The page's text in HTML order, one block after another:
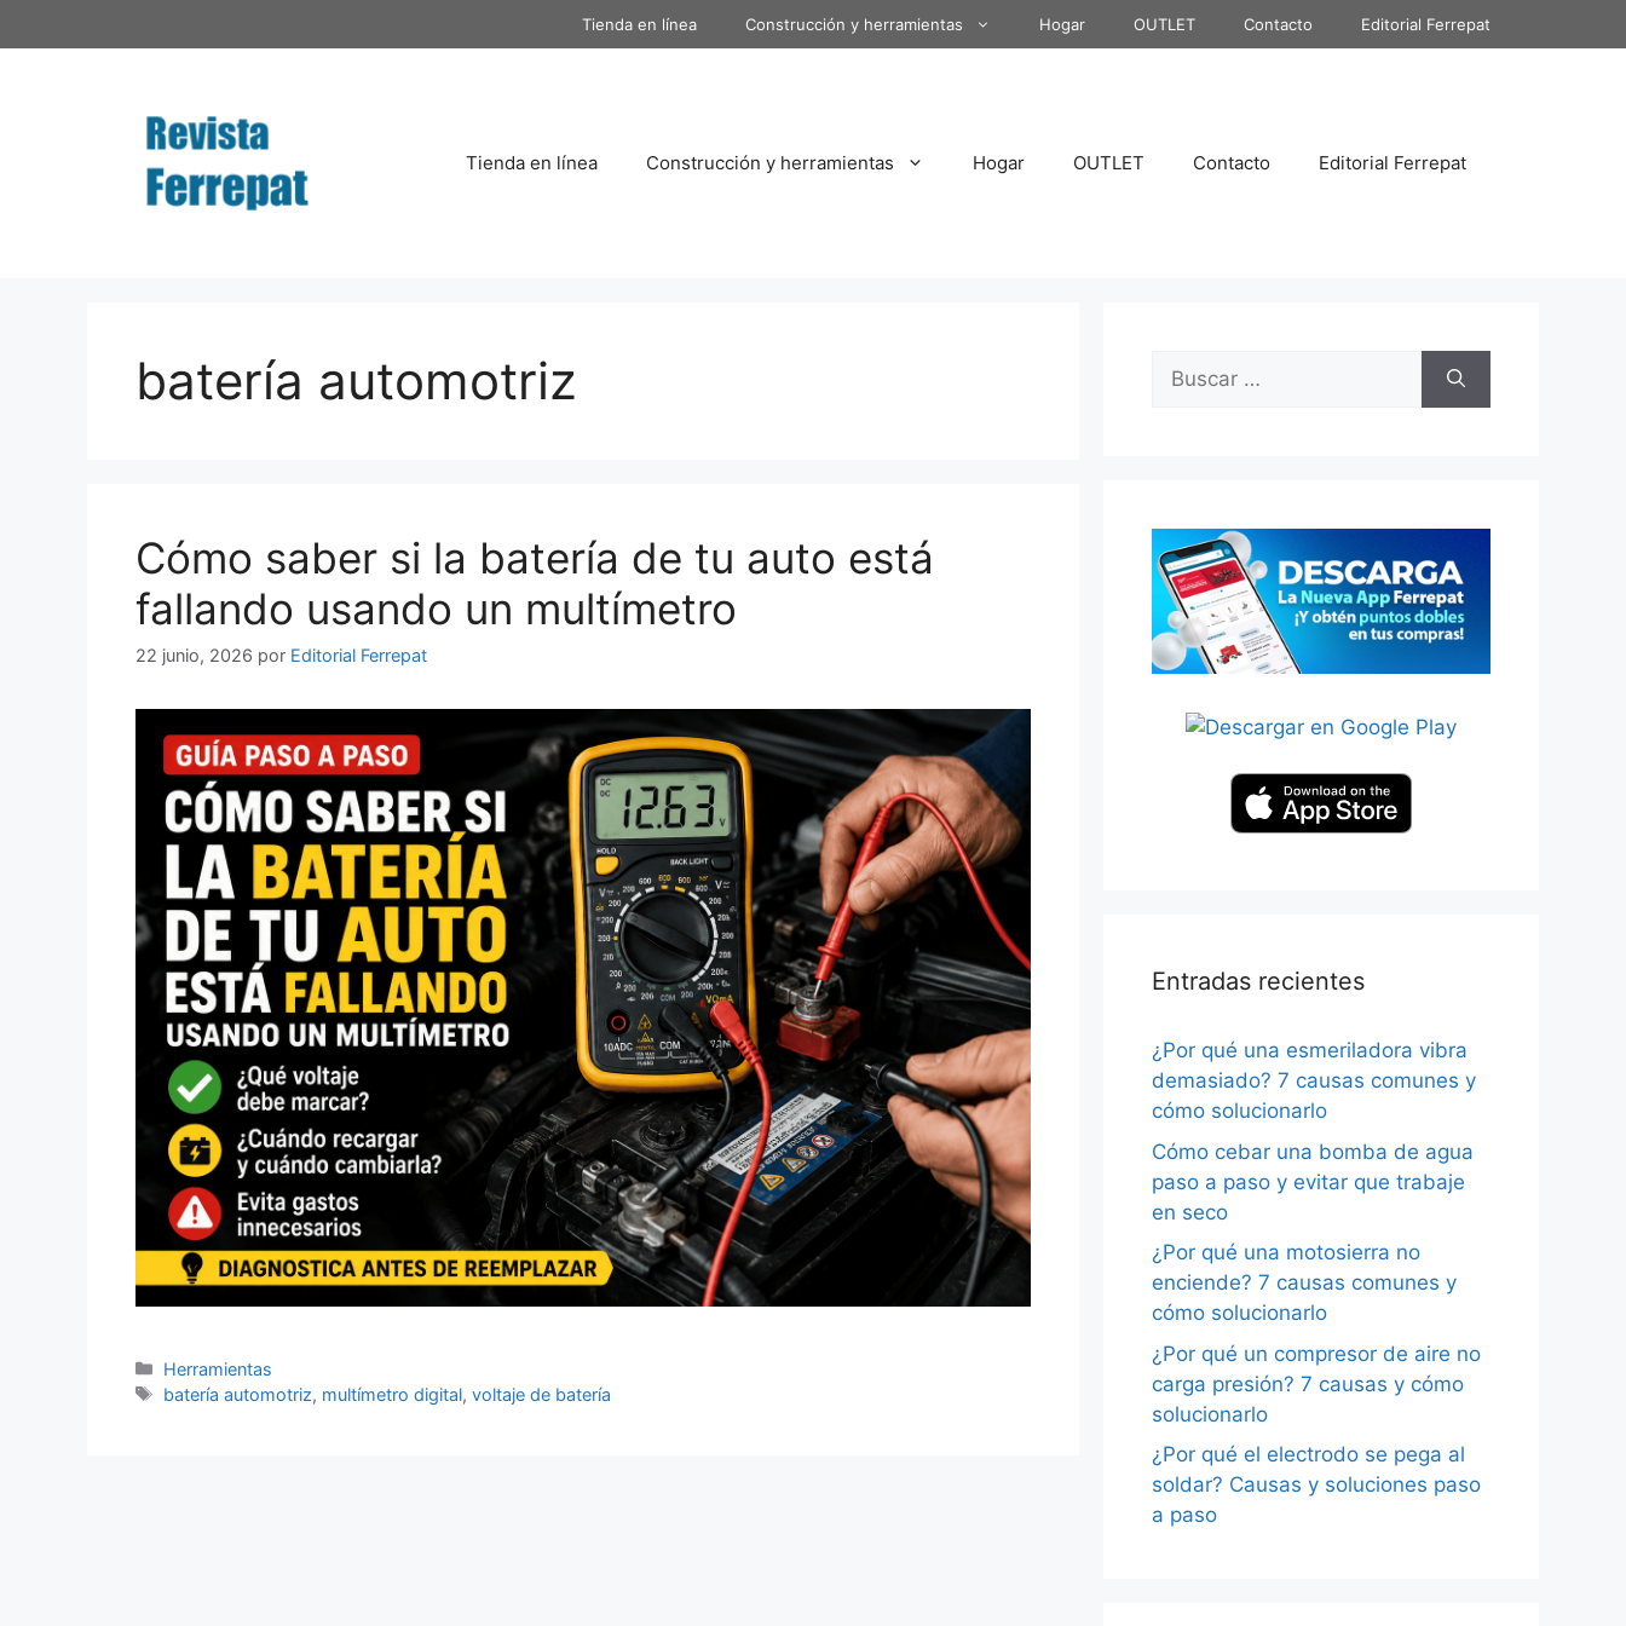
al
Tienda en línea Construcción y herramientas Hogar OUTLET Contacto Editorial Ferrepat
Tienda en línea Construcción y herramientas Hogar OUTLET Contacto Editorial Ferrepat
batería automotriz
Cómo saber si la batería de tu auto está
fallando usando un multímetro
22 junio, 2026 por Editorial Ferrepat
Categorías
Herramientas
Etiquetas
batería automotriz, multímetro digital,voltaje de batería
Buscar:
Entradas recientes
¿Por qué una esmeriladora vibra
demasiado? 7 causas comunes y
cómo solucionarlo
Cómo cebar una bomba de agua
paso a paso y evitar que trabaje
en seco
¿Por qué una motosierra no
enciende? 7 causas comunes y
cómo solucionarlo
¿Por qué un compresor de aire no
carga presión? 7 causas y cómo
solucionarlo
¿Por qué el electrodo se pega al
soldar? Causas y soluciones paso
a paso